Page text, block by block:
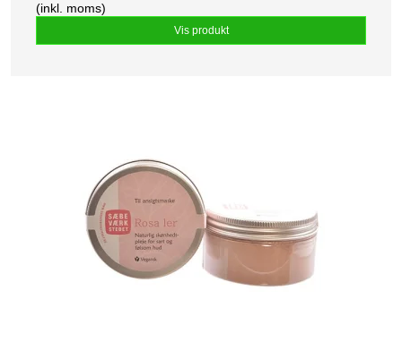
(inkl. moms)
Vis produkt